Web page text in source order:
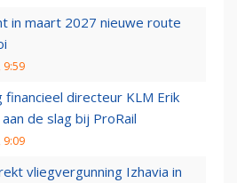
in maart 2027 nieuwe route
9:59
financieel directeur KLM Erik
de slag bij ProRail
9:09
vliegvergunning Izhavia in